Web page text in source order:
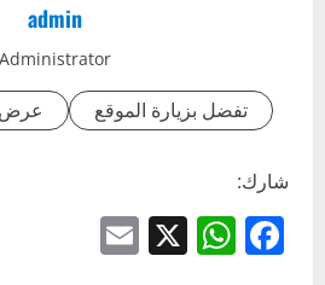
admin
Administrator
تفضل بزيارة الموقع عرض
شارك:
Facebook
WhatsApp
X